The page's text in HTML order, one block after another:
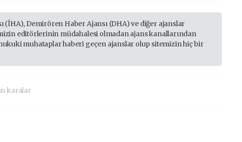
(İHA), Demirören Haber Ajansı (DHA) ve diğer ajanslar
editörlerinin müdahalesi olmadan ajans kanallarından
muhataplar haberi geçen ajanslar olup sitemizin hiç bir
karalar